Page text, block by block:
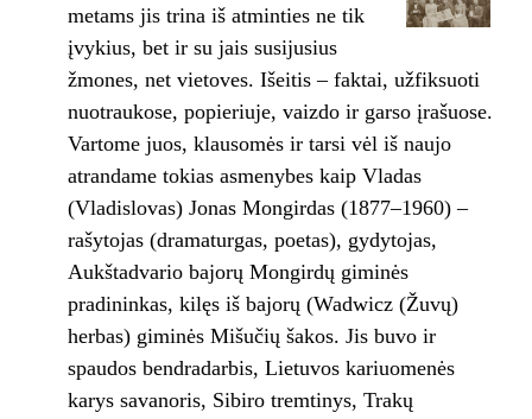
metams jis trina iš atminties ne tik
įvykius, bet ir su jais susijusius
žmones, net vietoves. Išeitis – faktai, užfiksuoti
nuotraukose, popieriuje, vaizdo ir garso įrašuose.
Vartome juos, klausomės ir tarsi vėl iš naujo
atrandame tokias asmenybes kaip Vladas
(Vladislovas) Jonas Mongirdas (1877–1960) –
rašytojas (dramaturgas, poetas), gydytojas,
Aukštadvario bajorų Mongirdų giminės
pradininkas, kilęs iš bajorų (Wadwicz (Žuvų)
herbas) giminės Mišučių šakos. Jis buvo ir
spaudos bendradarbis, Lietuvos kariuomenės
karys savanoris, Sibiro tremtinys, Trakų